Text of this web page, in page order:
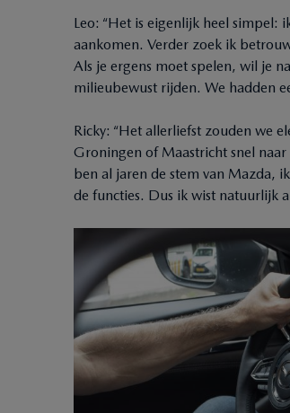
Leo: “Het is eigenlijk heel
aankomen. Verder zoek ik
Als je ergens moet spelen, wil je
milieubewust rijden. We hadden
Ricky: “Het allerliefst zouden we
Groningen of Maastricht snel
ben al jaren de stem van Mazda,
de functies. Dus ik wist natuurlijk